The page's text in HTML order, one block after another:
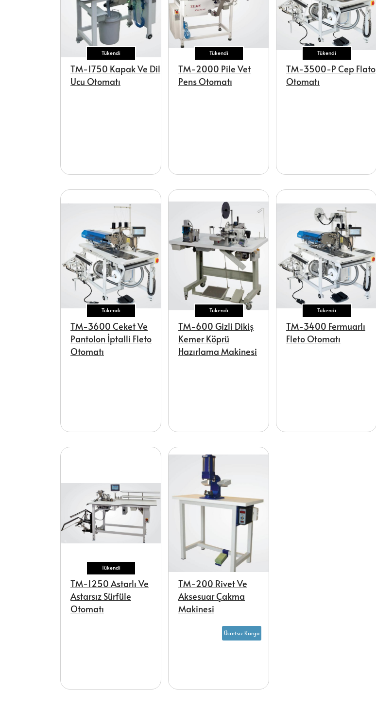
Tükendi
TM-1750 Kapak Ve Dil
Ucu Otomatı
Tükendi
TM-2000 Pile Vet
Pens Otomatı
Tükendi
TM-3500-P Cep Flato
Otomatı
Tükendi
TM-3600 Ceket Ve
Pantolon İptalli Fleto
Otomatı
Tükendi
TM-600 Gizli Dikiş
Kemer Köprü
Hazırlama Makinesi
Tükendi
TM-3400 Fermuarlı
Fleto Otomatı
Tükendi
TM-1250 Astarlı Ve
Astarsız Sürfüle
Otomatı
Ücretsiz Kargo
TM-200 Rivet Ve
Aksesuar Çakma
Makinesi